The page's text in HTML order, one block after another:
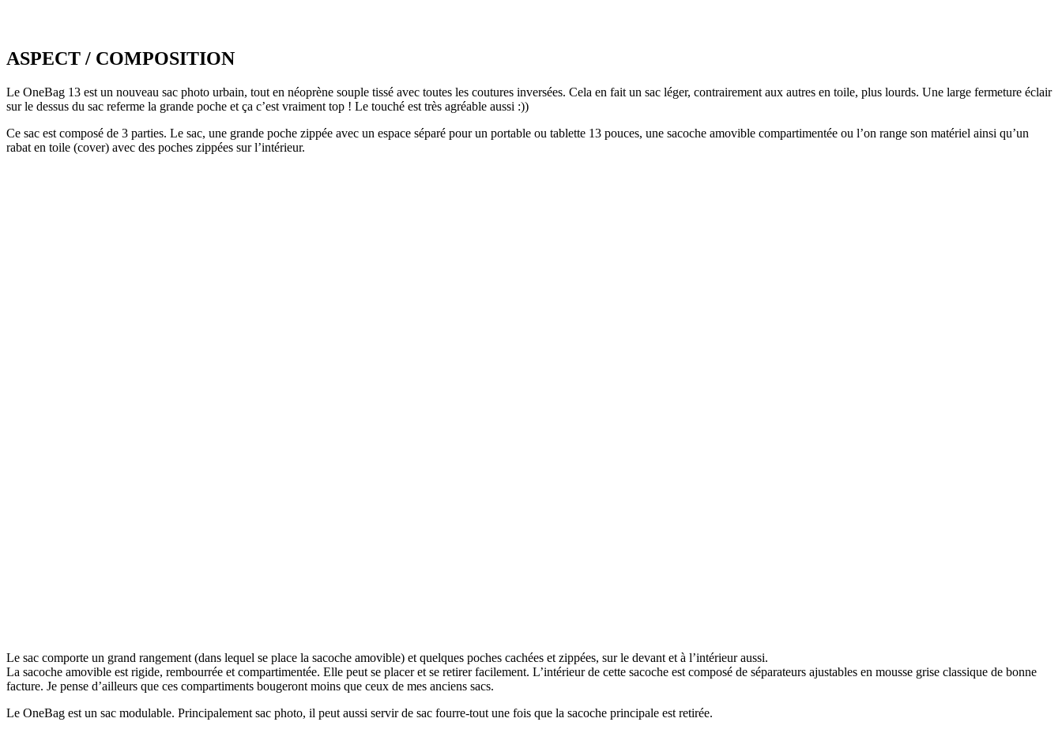
ASPECT / COMPOSITION
Le OneBag 13 est un nouveau sac photo urbain, tout en néoprène souple tissé avec toutes les coutures inversées. Cela en fait un sac léger, contrairement aux autres en toile, plus lourds. Une large fermeture éclair
sur le dessus du sac referme la grande poche et ça c’est vraiment top ! Le touché est très agréable aussi :))
Ce sac est composé de 3 parties. Le sac, une grande poche zippée avec un espace séparé pour un portable ou tablette 13 pouces, une sacoche amovible compartimentée ou l’on range son matériel ainsi qu’un
rabat en toile (cover) avec des poches zippées sur l’intérieur.
Le sac comporte un grand rangement (dans lequel se place la sacoche amovible) et quelques poches cachées et zippées, sur le devant et à l’intérieur aussi.
La sacoche amovible est rigide, rembourrée et compartimentée. Elle peut se placer et se retirer facilement. L’intérieur de cette sacoche est composé de séparateurs ajustables en mousse grise classique de bonne
facture. Je pense d’ailleurs que ces compartiments bougeront moins que ceux de mes anciens sacs.
Le OneBag est un sac modulable. Principalement sac photo, il peut aussi servir de sac fourre-tout une fois que la sacoche principale est retirée.